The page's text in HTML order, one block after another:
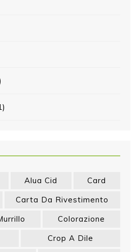
Alua Cid
Card
Carta Da Rivestimento
Colorazione
Crop A Dile